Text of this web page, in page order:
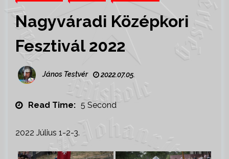
Nagyváradi Középkori
Fesztivál 2022
János Testvér 2022.07.05.
Read Time: 5 Second
2022 Július 1-2-3.